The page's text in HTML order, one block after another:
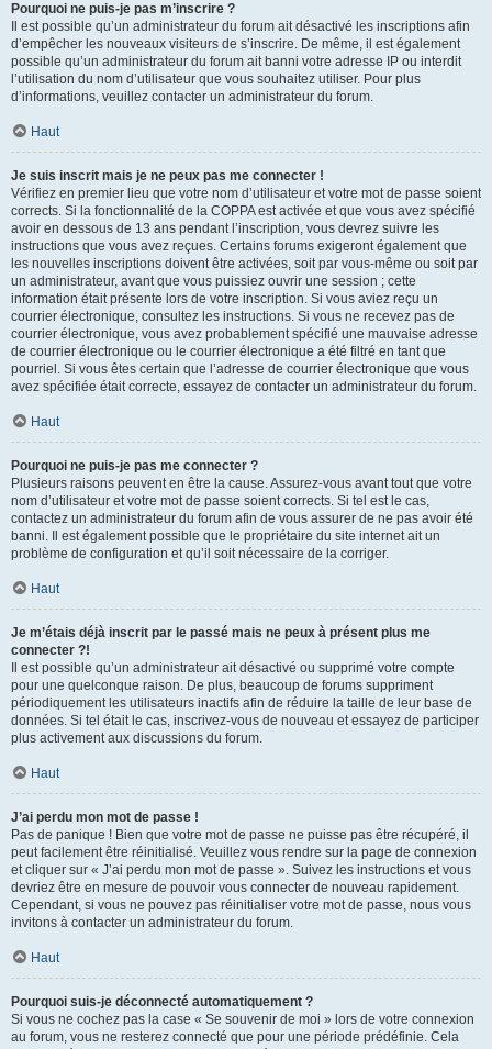
Pourquoi ne puis-je pas m’inscrire ?
Il est possible qu’un administrateur du forum ait désactivé les inscriptions afin
d’empêcher les nouveaux visiteurs de s’inscrire. De même, il est également
possible qu’un administrateur du forum ait banni votre adresse IP ou interdit
l’utilisation du nom d’utilisateur que vous souhaitez utiliser. Pour plus
d’informations, veuillez contacter un administrateur du forum.
Haut
Je suis inscrit mais je ne peux pas me connecter !
Vérifiez en premier lieu que votre nom d’utilisateur et votre mot de passe soient
corrects. Si la fonctionnalité de la COPPA est activée et que vous avez spécifié
avoir en dessous de 13 ans pendant l’inscription, vous devrez suivre les
instructions que vous avez reçues. Certains forums exigeront également que
les nouvelles inscriptions doivent être activées, soit par vous-même ou soit par
un administrateur, avant que vous puissiez ouvrir une session ; cette
information était présente lors de votre inscription. Si vous aviez reçu un
courrier électronique, consultez les instructions. Si vous ne recevez pas de
courrier électronique, vous avez probablement spécifié une mauvaise adresse
de courrier électronique ou le courrier électronique a été filtré en tant que
pourriel. Si vous êtes certain que l’adresse de courrier électronique que vous
avez spécifiée était correcte, essayez de contacter un administrateur du forum.
Haut
Pourquoi ne puis-je pas me connecter ?
Plusieurs raisons peuvent en être la cause. Assurez-vous avant tout que votre
nom d’utilisateur et votre mot de passe soient corrects. Si tel est le cas,
contactez un administrateur du forum afin de vous assurer de ne pas avoir été
banni. Il est également possible que le propriétaire du site internet ait un
problème de configuration et qu’il soit nécessaire de la corriger.
Haut
Je m’étais déjà inscrit par le passé mais ne peux à présent plus me
connecter ?!
Il est possible qu’un administrateur ait désactivé ou supprimé votre compte
pour une quelconque raison. De plus, beaucoup de forums suppriment
périodiquement les utilisateurs inactifs afin de réduire la taille de leur base de
données. Si tel était le cas, inscrivez-vous de nouveau et essayez de participer
plus activement aux discussions du forum.
Haut
J’ai perdu mon mot de passe !
Pas de panique ! Bien que votre mot de passe ne puisse pas être récupéré, il
peut facilement être réinitialisé. Veuillez vous rendre sur la page de connexion
et cliquer sur « J’ai perdu mon mot de passe ». Suivez les instructions et vous
devriez être en mesure de pouvoir vous connecter de nouveau rapidement.
Cependant, si vous ne pouvez pas réinitialiser votre mot de passe, nous vous
invitons à contacter un administrateur du forum.
Haut
Pourquoi suis-je déconnecté automatiquement ?
Si vous ne cochez pas la case « Se souvenir de moi » lors de votre connexion
au forum, vous ne resterez connecté que pour une période prédéfinie. Cela